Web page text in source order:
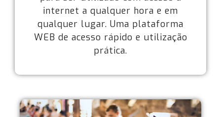
internet a qualquer hora e em
qualquer lugar. Uma plataforma
WEB de acesso rápido e utilização
prática.